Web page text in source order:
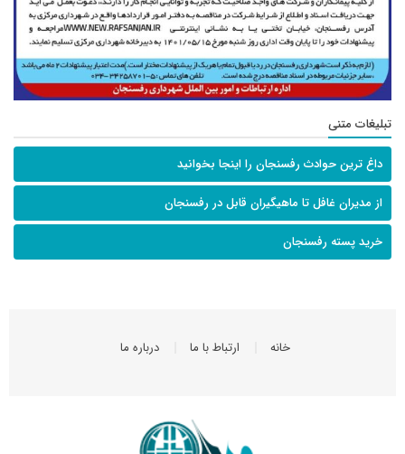
تبلیغات متنی
داغ ترین حوادث رفسنجان را اینجا بخوانید
از مدیران غافل تا ماهیگیران قابل در رفسنجان
خرید پسته رفسنجان
خانه ارتباط با ما درباره ما